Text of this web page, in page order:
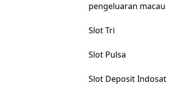
pengeluaran macau
Slot Tri
Slot Pulsa
Slot Deposit Indosat